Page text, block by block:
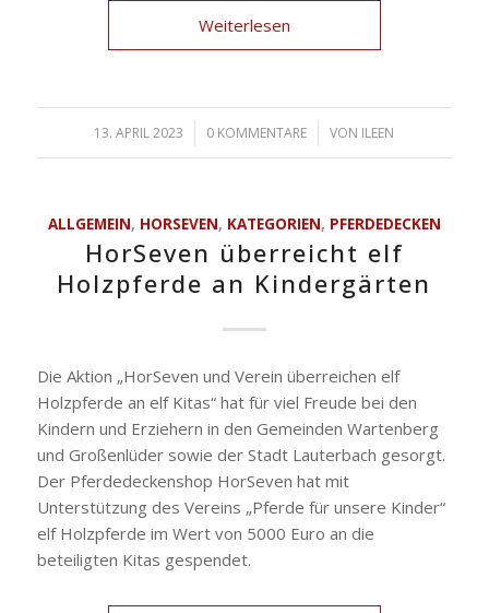
Weiterlesen
13. APRIL 2023
/ 0 KOMMENTARE
/ VON ILEEN
ALLGEMEIN, HORSEVEN, KATEGORIEN, PFERDEDECKEN
HorSeven überreicht elf
Holzpferde an Kindergärten
Die Aktion „HorSeven und Verein überreichen elf
Holzpferde an elf Kitas“ hat für viel Freude bei den
Kindern und Erziehern in den Gemeinden Wartenberg
und Großenlüder sowie der Stadt Lauterbach gesorgt.
Der Pferdedeckenshop HorSeven hat mit
Unterstützung des Vereins „Pferde für unsere Kinder“
elf Holzpferde im Wert von 5000 Euro an die
beteiligten Kitas gespendet.